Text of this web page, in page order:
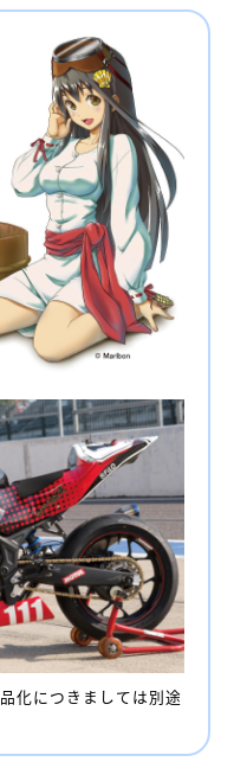
化につきましては別途